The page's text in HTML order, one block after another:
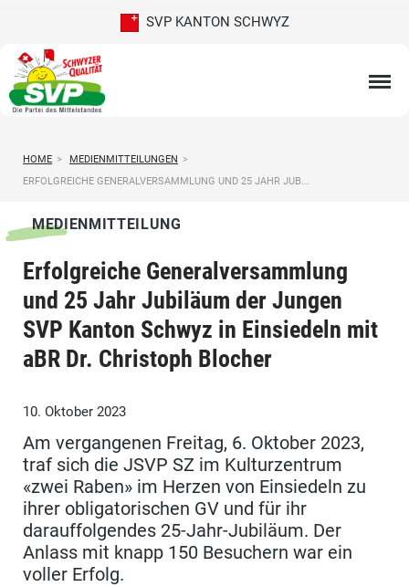
SVP KANTON SCHWYZ
HOME > MEDIENMITTEILUNGEN >
ERFOLGREICHE GENERALVERSAMMLUNG UND 25 JAHR JUB...
MEDIENMITTEILUNG
Erfolgreiche Generalversammlung
und 25 Jahr Jubiläum der Jungen
SVP Kanton Schwyz in Einsiedeln mit
aBR Dr. Christoph Blocher
10. Oktober 2023
Am vergangenen Freitag, 6. Oktober 2023,
traf sich die JSVP SZ im Kulturzentrum
«zwei Raben» im Herzen von Einsiedeln zu
ihrer obligatorischen GV und für ihr
darauffolgendes 25-Jahr-Jubiläum. Der
Anlass mit knapp 150 Besuchern war ein
voller Erfolg.